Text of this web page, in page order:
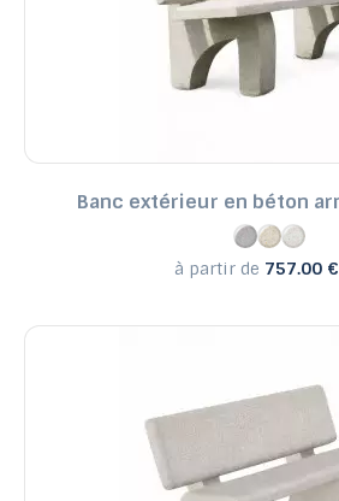
Prix,
Banc extérieur en béton
à partir de 757.00